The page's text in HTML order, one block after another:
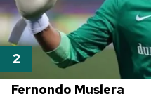
Fernondo Muslera